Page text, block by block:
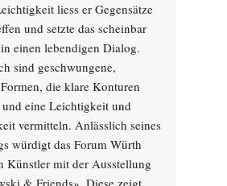
liess er Gegensätze
und setzte das scheinbar
einen lebendigen Dialog.
sind geschwungene,
die klare Konturen
eine Leichtigkeit und
vermitteln. Anlässlich seines
würdigt das Forum Würth
Künstler mit der Ausstellung
& Friends». Diese zeigt